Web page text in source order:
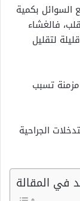
السوائل بكمية
فالغشاء
لتقليل
تسبب
الجراحية
في المقالة